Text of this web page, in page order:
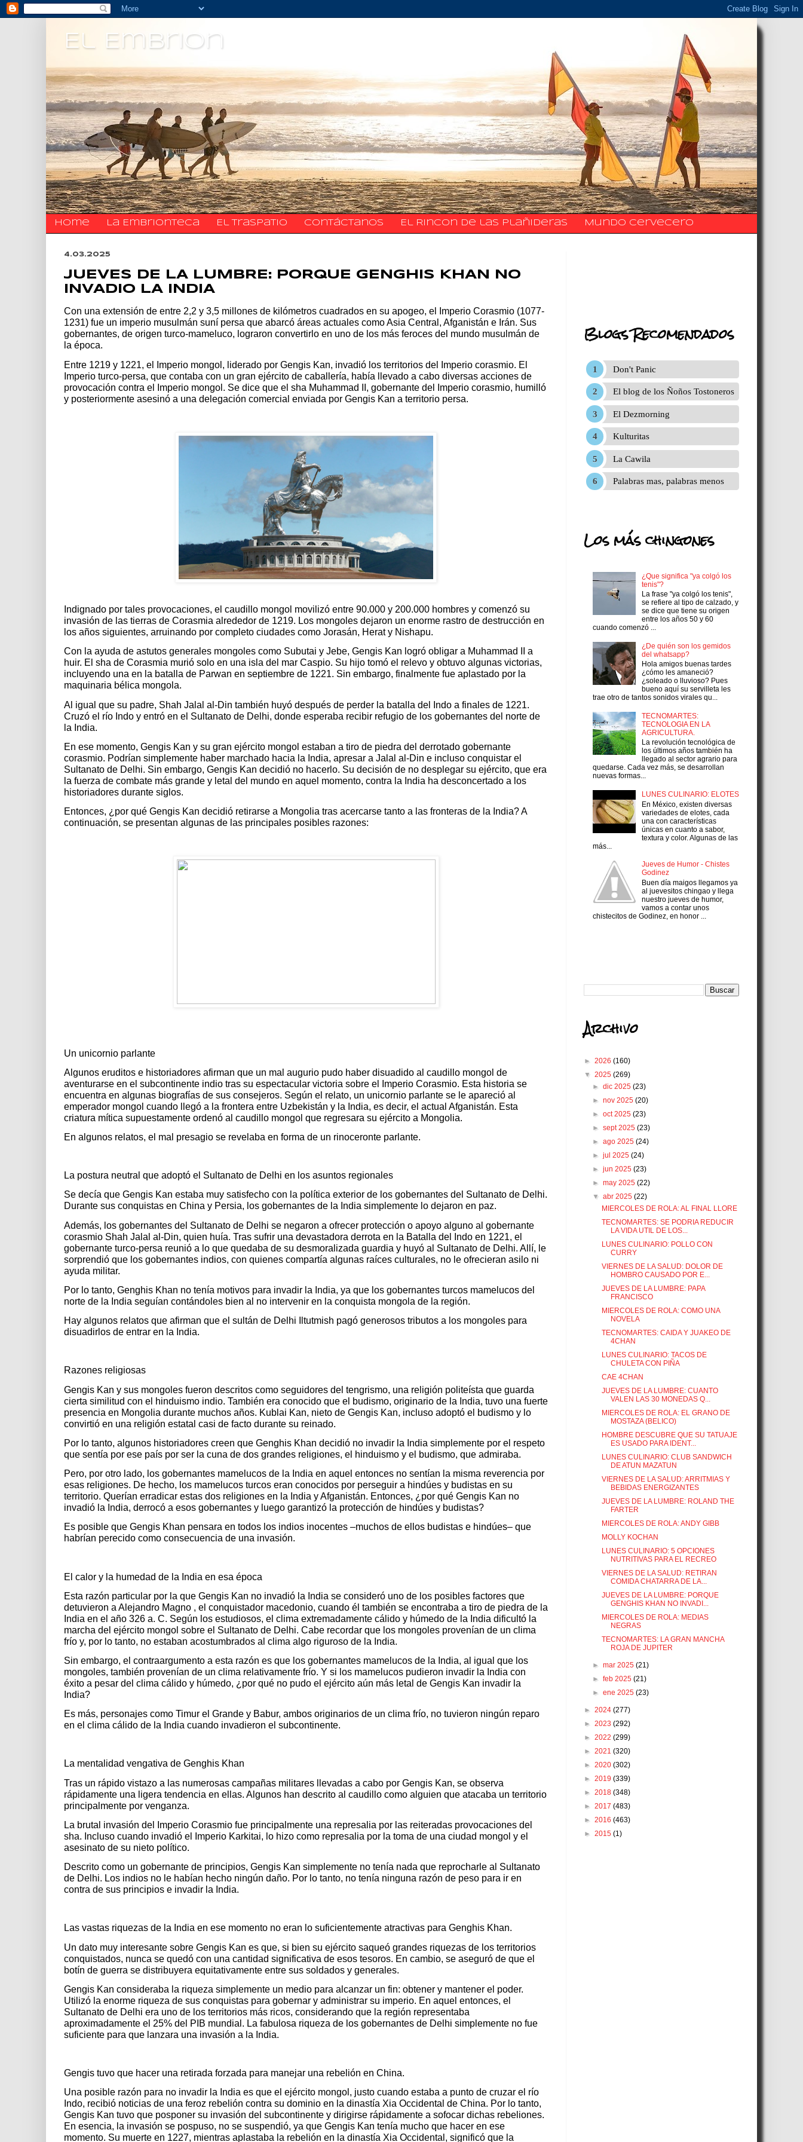
El Embrion
Home La Embrionteca El traspatio ​​​​​​​​​Contáctanos El Rincon de las Plañideras Mundo Cervecero
4.03.2025
JUEVES DE LA LUMBRE: PORQUE GENGHIS KHAN NO
INVADIO LA INDIA
Con una extensión de entre 2,2 y 3,5 millones de kilómetros cuadrados en su apogeo, el Imperio Corasmio (1077-
1231) fue un imperio musulmán suní persa que abarcó áreas actuales como Asia Central, Afganistán e Irán. Sus
gobernantes, de origen turco-mameluco, lograron convertirlo en uno de los más feroces del mundo musulmán de
la época.
Entre 1219 y 1221, el Imperio mongol, liderado por Gengis Kan, invadió los territorios del Imperio corasmio. El
Imperio turco-persa, que contaba con un gran ejército de caballería, había llevado a cabo diversas acciones de
provocación contra el Imperio mongol. Se dice que el sha Muhammad II, gobernante del Imperio corasmio, humilló
y posteriormente asesinó a una delegación comercial enviada por Gengis Kan a territorio persa.
Indignado por tales provocaciones, el caudillo mongol movilizó entre 90.000 y 200.000 hombres y comenzó su
invasión de las tierras de Corasmia alrededor de 1219. Los mongoles dejaron un enorme rastro de destrucción en
los años siguientes, arruinando por completo ciudades como Jorasán, Herat y Nishapu.
Con la ayuda de astutos generales mongoles como Subutai y Jebe, Gengis Kan logró obligar a Muhammad II a
huir. El sha de Corasmia murió solo en una isla del mar Caspio. Su hijo tomó el relevo y obtuvo algunas victorias,
incluyendo una en la batalla de Parwan en septiembre de 1221. Sin embargo, finalmente fue aplastado por la
maquinaria bélica mongola.
Al igual que su padre, Shah Jalal al-Din también huyó después de perder la batalla del Indo a finales de 1221.
Cruzó el río Indo y entró en el Sultanato de Delhi, donde esperaba recibir refugio de los gobernantes del norte de
la India.
En ese momento, Gengis Kan y su gran ejército mongol estaban a tiro de piedra del derrotado gobernante
corasmio. Podrían simplemente haber marchado hacia la India, apresar a Jalal al-Din e incluso conquistar el
Sultanato de Delhi. Sin embargo, Gengis Kan decidió no hacerlo. Su decisión de no desplegar su ejército, que era
la fuerza de combate más grande y letal del mundo en aquel momento, contra la India ha desconcertado a los
historiadores durante siglos.
Entonces, ¿por qué Gengis Kan decidió retirarse a Mongolia tras acercarse tanto a las fronteras de la India? A
continuación, se presentan algunas de las principales posibles razones:
Un unicornio parlante
Algunos eruditos e historiadores afirman que un mal augurio pudo haber disuadido al caudillo mongol de
aventurarse en el subcontinente indio tras su espectacular victoria sobre el Imperio Corasmio. Esta historia se
encuentra en algunas biografías de sus consejeros. Según el relato, un unicornio parlante se le apareció al
emperador mongol cuando llegó a la frontera entre Uzbekistán y la India, es decir, el actual Afganistán. Esta
criatura mítica supuestamente ordenó al caudillo mongol que regresara su ejército a Mongolia.
En algunos relatos, el mal presagio se revelaba en forma de un rinoceronte parlante.
La postura neutral que adoptó el Sultanato de Delhi en los asuntos regionales
Se decía que Gengis Kan estaba muy satisfecho con la política exterior de los gobernantes del Sultanato de Delhi.
Durante sus conquistas en China y Persia, los gobernantes de la India simplemente lo dejaron en paz.
Además, los gobernantes del Sultanato de Delhi se negaron a ofrecer protección o apoyo alguno al gobernante
corasmio Shah Jalal al-Din, quien huía. Tras sufrir una devastadora derrota en la Batalla del Indo en 1221, el
gobernante turco-persa reunió a lo que quedaba de su desmoralizada guardia y huyó al Sultanato de Delhi. Allí, le
sorprendió que los gobernantes indios, con quienes compartía algunas raíces culturales, no le ofrecieran asilo ni
ayuda militar.
Por lo tanto, Genghis Khan no tenía motivos para invadir la India, ya que los gobernantes turcos mamelucos del
norte de la India seguían contándoles bien al no intervenir en la conquista mongola de la región.
Hay algunos relatos que afirman que el sultán de Delhi Iltutmish pagó generosos tributos a los mongoles para
disuadirlos de entrar en la India.
Razones religiosas
Gengis Kan y sus mongoles fueron descritos como seguidores del tengrismo, una religión politeísta que guarda
cierta similitud con el hinduismo indio. También era conocido que el budismo, originario de la India, tuvo una fuerte
presencia en Mongolia durante muchos años. Kublai Kan, nieto de Gengis Kan, incluso adoptó el budismo y lo
convirtió en una religión estatal casi de facto durante su reinado.
Por lo tanto, algunos historiadores creen que Genghis Khan decidió no invadir la India simplemente por el respeto
que sentía por ese país por ser la cuna de dos grandes religiones, el hinduismo y el budismo, que admiraba.
Pero, por otro lado, los gobernantes mamelucos de la India en aquel entonces no sentían la misma reverencia por
esas religiones. De hecho, los mamelucos turcos eran conocidos por perseguir a hindúes y budistas en su
territorio. Querían erradicar estas dos religiones en la India y Afganistán. Entonces, ¿por qué Gengis Kan no
invadió la India, derrocó a esos gobernantes y luego garantizó la protección de hindúes y budistas?
Es posible que Gengis Khan pensara en todos los indios inocentes –muchos de ellos budistas e hindúes– que
habrían perecido como consecuencia de una invasión.
El calor y la humedad de la India en esa época
Esta razón particular por la que Gengis Kan no invadió la India se consideró uno de los posibles factores que
detuvieron a Alejandro Magno , el conquistador macedonio, cuando él también se encontraba a tiro de piedra de la
India en el año 326 a. C. Según los estudiosos, el clima extremadamente cálido y húmedo de la India dificultó la
marcha del ejército mongol sobre el Sultanato de Delhi. Cabe recordar que los mongoles provenían de un clima
frío y, por lo tanto, no estaban acostumbrados al clima algo riguroso de la India.
Sin embargo, el contraargumento a esta razón es que los gobernantes mamelucos de la India, al igual que los
mongoles, también provenían de un clima relativamente frío. Y si los mamelucos pudieron invadir la India con
éxito a pesar del clima cálido y húmedo, ¿por qué no pudo el ejército aún más letal de Gengis Kan invadir la
India?
Es más, personajes como Timur el Grande y Babur, ambos originarios de un clima frío, no tuvieron ningún reparo
en el clima cálido de la India cuando invadieron el subcontinente.
La mentalidad vengativa de Genghis Khan
Tras un rápido vistazo a las numerosas campañas militares llevadas a cabo por Gengis Kan, se observa
rápidamente una ligera tendencia en ellas. Algunos han descrito al caudillo como alguien que atacaba un territorio
principalmente por venganza.
La brutal invasión del Imperio Corasmio fue principalmente una represalia por las reiteradas provocaciones del
sha. Incluso cuando invadió el Imperio Karkitai, lo hizo como represalia por la toma de una ciudad mongol y el
asesinato de su nieto político.
Descrito como un gobernante de principios, Gengis Kan simplemente no tenía nada que reprocharle al Sultanato
de Delhi. Los indios no le habían hecho ningún daño. Por lo tanto, no tenía ninguna razón de peso para ir en
contra de sus principios e invadir la India.
Las vastas riquezas de la India en ese momento no eran lo suficientemente atractivas para Genghis Khan.
Un dato muy interesante sobre Gengis Kan es que, si bien su ejército saqueó grandes riquezas de los territorios
conquistados, nunca se quedó con una cantidad significativa de esos tesoros. En cambio, se aseguró de que el
botín de guerra se distribuyera equitativamente entre sus soldados y generales.
Gengis Kan consideraba la riqueza simplemente un medio para alcanzar un fin: obtener y mantener el poder.
Utilizó la enorme riqueza de sus conquistas para gobernar y administrar su imperio. En aquel entonces, el
Sultanato de Delhi era uno de los territorios más ricos, considerando que la región representaba
aproximadamente el 25% del PIB mundial. La fabulosa riqueza de los gobernantes de Delhi simplemente no fue
suficiente para que lanzara una invasión a la India.
Gengis tuvo que hacer una retirada forzada para manejar una rebelión en China.
Una posible razón para no invadir la India es que el ejército mongol, justo cuando estaba a punto de cruzar el río
Indo, recibió noticias de una feroz rebelión contra su dominio en la dinastía Xia Occidental de China. Por lo tanto,
Gengis Kan tuvo que posponer su invasión del subcontinente y dirigirse rápidamente a sofocar dichas rebeliones.
En esencia, la invasión se pospuso, no se suspendió, ya que Gengis Kan tenía mucho que hacer en ese
momento. Su muerte en 1227, mientras aplastaba la rebelión en la dinastía Xia Occidental, significó que la
Blogs Recomendados
Don't Panic
El blog de los Ñoños Tostoneros
El Dezmorning
Kulturitas
La Cawila
Palabras mas, palabras menos
Los más chingones
¿Que significa "ya colgó los
tenis"?
La frase "ya colgó los tenis",
se refiere al tipo de calzado, y
se dice que tiene su origen
entre los años 50 y 60
cuando comenzó ...
¿De quién son los gemidos
del whatsapp?
Hola amigos buenas tardes
¿cómo les amaneció?
¿soleado o lluvioso? Pues
bueno aquí su servilleta les
trae otro de tantos sonidos virales qu...
TECNOMARTES:
TECNOLOGIA EN LA
AGRICULTURA.
La revolución tecnológica de
los últimos años también ha
llegado al sector agrario para
quedarse. Cada vez más, se desarrollan
nuevas formas...
LUNES CULINARIO: ELOTES
En México, existen diversas
variedades de elotes, cada
una con características
únicas en cuanto a sabor,
textura y color. Algunas de las
más...
Jueves de Humor - Chistes
Godinez
Buen día maigos llegamos ya
al juevesitos chingao y llega
nuestro jueves de humor,
vamos a contar unos
chistecitos de Godinez, en honor ...
Archivo
► 2026 (160)
▼ 2025 (269)
►dic 2025(23)
►nov 2025(20)
►oct 2025(23)
►sept 2025(23)
►ago 2025(24)
►jul 2025(24)
►jun 2025(23)
►may 2025(22)
▼abr 2025(22)
MIERCOLES DE ROLA: AL FINAL LLORE
TECNOMARTES: SE PODRIA REDUCIR
LA VIDA UTIL DE LOS...
LUNES CULINARIO: POLLO CON
CURRY
VIERNES DE LA SALUD: DOLOR DE
HOMBRO CAUSADO POR E...
JUEVES DE LA LUMBRE: PAPA
FRANCISCO
MIERCOLES DE ROLA: COMO UNA
NOVELA
TECNOMARTES: CAIDA Y JUAKEO DE
4CHAN
LUNES CULINARIO: TACOS DE
CHULETA CON PIÑA
CAE 4CHAN
JUEVES DE LA LUMBRE: CUANTO
VALEN LAS 30 MONEDAS Q...
MIERCOLES DE ROLA: EL GRANO DE
MOSTAZA (BELICO)
HOMBRE DESCUBRE QUE SU TATUAJE
ES USADO PARA IDENT...
LUNES CULINARIO: CLUB SANDWICH
DE ATUN MAZATUN
VIERNES DE LA SALUD: ARRITMIAS Y
BEBIDAS ENERGIZANTES
JUEVES DE LA LUMBRE: ROLAND THE
FARTER
MIERCOLES DE ROLA: ANDY GIBB
MOLLY KOCHAN
LUNES CULINARIO: 5 OPCIONES
NUTRITIVAS PARA EL RECREO
VIERNES DE LA SALUD: RETIRAN
COMIDA CHATARRA DE LA...
JUEVES DE LA LUMBRE: PORQUE
GENGHIS KHAN NO INVADI...
MIERCOLES DE ROLA: MEDIAS
NEGRAS
TECNOMARTES: LA GRAN MANCHA
ROJA DE JUPITER
►mar 2025(21)
►feb 2025(21)
►ene 2025(23)
► 2024 (277)
► 2023 (292)
► 2022 (299)
► 2021 (320)
► 2020 (302)
► 2019 (339)
► 2018 (348)
► 2017 (483)
► 2016 (463)
► 2015 (1)